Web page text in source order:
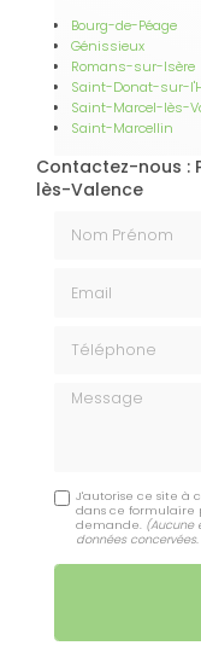
Bourg-de-Péage
Génissieux
Romans-sur-Isère
Saint-Donat-sur-
Saint-Marcel-lès-
Saint-Marcellin
Contactez-nous :
lès-Valence
Message
J'autorise ce site à
dans ce
demande. (Aucune
données